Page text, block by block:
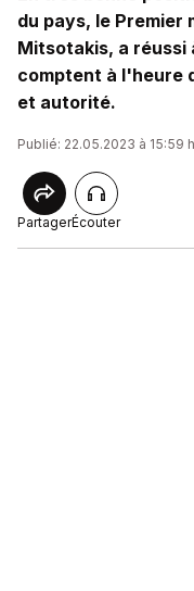
du pays, le Premier
Mitsotakis, a réussi
comptent à l'heure
et autorité.
Publié: 22.05.2023 à 15:59
PartagerÉcouter